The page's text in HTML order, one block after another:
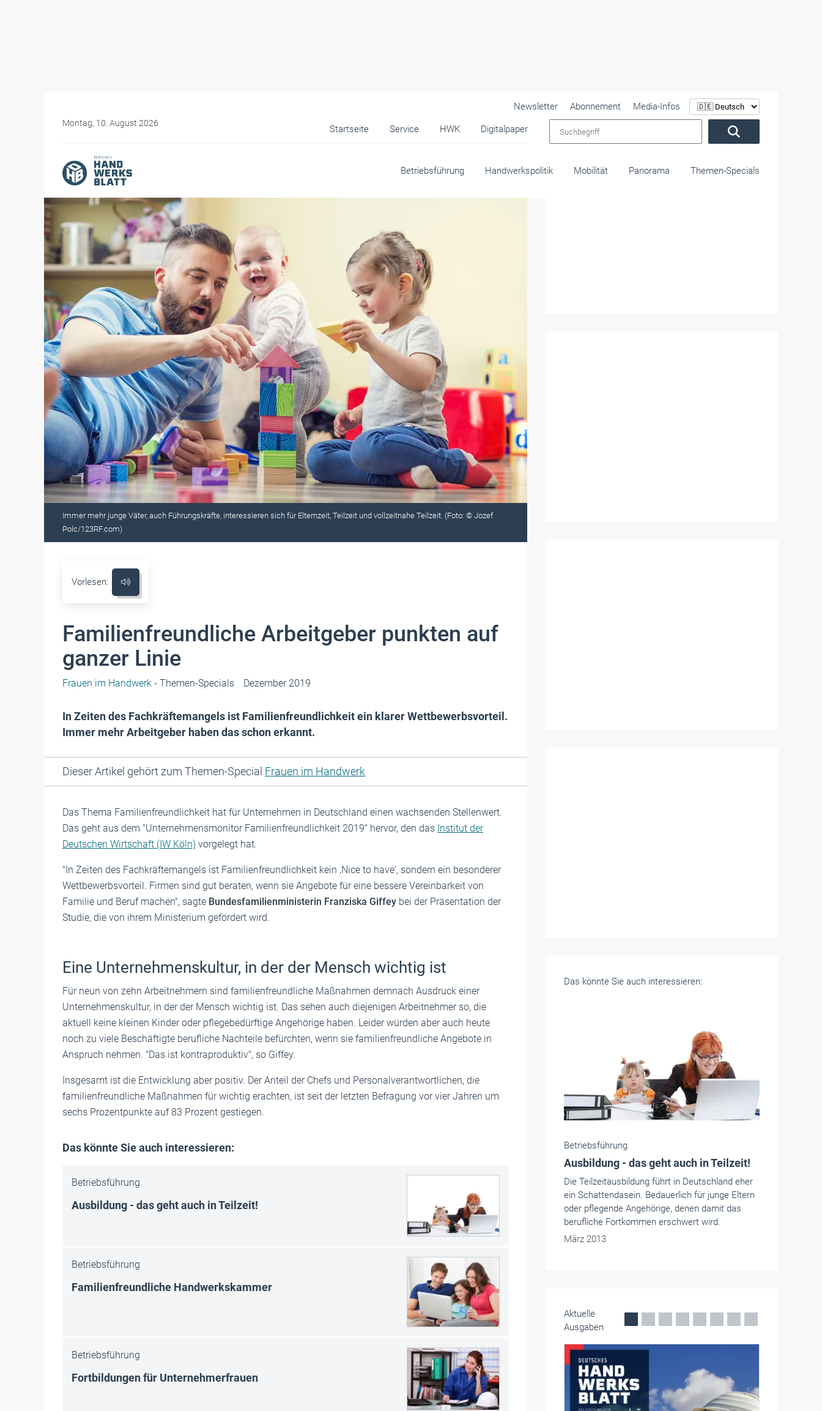
Montag, 10. August 2026
Startseite Service HWK Digitalpaper
Newsletter Abonnement
Media-Infos
Betriebsführung Handwerkspolitik Mobilität Panorama Themen-Specials
Immer mehr junge Väter, auch Führungskräfte, interessieren sich für Elternzeit, Teilzeit und vollzeitnahe Teilzeit. (Foto: © Jozef
Polc/123RF.com)
Vorlesen:
Familienfreundliche Arbeitgeber punkten auf
ganzer Linie
Frauen im Handwerk - Themen-Specials Dezember 2019
In Zeiten des Fachkräftemangels ist Familienfreundlichkeit ein klarer Wettbewerbsvorteil.
Immer mehr Arbeitgeber haben das schon erkannt.
Dieser Artikel gehört zum Themen-Special Frauen im Handwerk
Das Thema Familienfreundlichkeit hat für Unternehmen in Deutschland einen wachsenden Stellenwert.
Das geht aus dem "Unternehmensmonitor Familienfreundlichkeit 2019" hervor, den das Institut der
Deutschen Wirtschaft (IW Köln) vorgelegt hat.
"In Zeiten des Fachkräftemangels ist Familienfreundlichkeit kein ‚Nice to have‘, sondern ein besonderer
Wettbewerbsvorteil. Firmen sind gut beraten, wenn sie Angebote für eine bessere Vereinbarkeit von
Familie und Beruf machen", sagte Bundesfamilienministerin Franziska Giffey bei der Präsentation der
Studie, die von ihrem Ministerium gefördert wird.
Eine Unternehmenskultur, in der der Mensch wichtig ist
Für neun von zehn Arbeitnehmern sind familienfreundliche Maßnahmen demnach Ausdruck einer
Unternehmenskultur, in der der Mensch wichtig ist. Das sehen auch diejenigen Arbeitnehmer so, die
aktuell keine kleinen Kinder oder pflegebedürftige Angehörige haben. Leider würden aber auch heute
noch zu viele Beschäftigte berufliche Nachteile befürchten, wenn sie familienfreundliche Angebote in
Anspruch nehmen. "Das ist kontraproduktiv", so Giffey.
Insgesamt ist die Entwicklung aber positiv. Der Anteil der Chefs und Personalverantwortlichen, die
familienfreundliche Maßnahmen für wichtig erachten, ist seit der letzten Befragung vor vier Jahren um
sechs Prozentpunkte auf 83 Prozent gestiegen.
Das könnte Sie auch interessieren:
Betriebsführung
Ausbildung - das geht auch in Teilzeit!
Betriebsführung
Familienfreundliche Handwerkskammer
Betriebsführung
Fortbildungen für Unternehmerfrauen
Das könnte Sie auch interessieren:
Betriebsführung
Familienfreundliche
Handwerkskammer
Flexible Arbeitszeit, Heimarbeitsplätze,
Arbeitszeitkonten: Mit diesen und weiteren
Kriterien punktete die Handwerkskammer
Südwestfalen bei der Jury und wurde als
Ausgaben